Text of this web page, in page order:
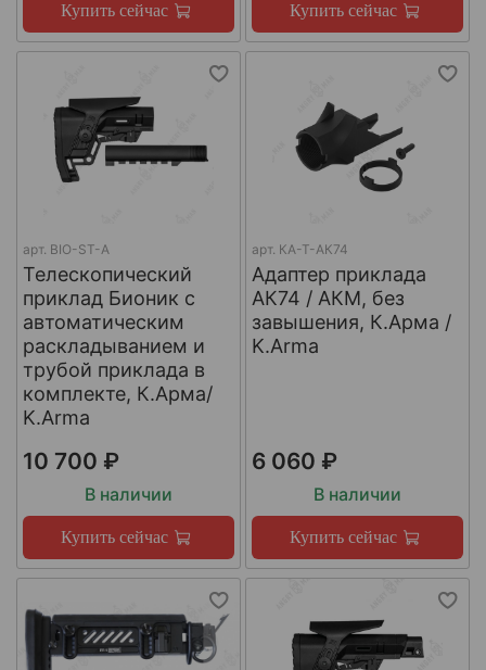
Купить сейчас Купить сейчас
арт. BIO-ST-A
Телескопический
приклад Бионик с
автоматическим
раскладыванием и
трубой приклада в
комплекте, К.Арма/
K.Arma
10 700 ₽
В наличии
Купить сейчас
арт. КА-Т-АК74
Адаптер приклада
АК74 / АКМ, без
завышения, К.Арма /
K.Arma
6 060 ₽
В наличии
Купить сейчас